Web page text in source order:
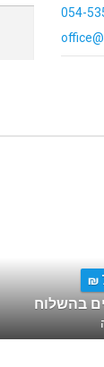
054-